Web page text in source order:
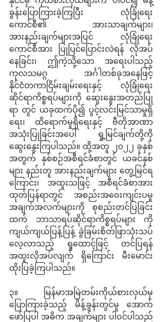
ခွန်းပြောကြားခဲ့ကြပြီး လုံခြုံရေး
ကောင်စီ၏ အားသာချက်များ၊
အားနည်းချက်များအပြင် လုံခြုံရေး
ကောင်စီအား ပြုပြင်ပြောင်းလဲရန် လိုအပ်
နေခြင်း၊ ဤကဲ့သို့သော အရေးပါသည့်
ကုလသမဂ္ဂ အင်္ဂါတစ်ခုအနေဖြင့်
နိုင်ငံတကာငြိမ်းချမ်းရေးနှင့် လုံခြုံရေး
ဆိုင်ရာကိစ္စရပ်များကို ဆွေးနွေးအတည်ပြု
ရာ တွင် ယခုထက်ပို၍ ပွင့်လင်းမြင်သာမှုရှိ
ရေး၊ ထိရောက်မှုရှိရေးနှင့် ဗီတိုအာဏာ
အသုံးပြုခြင်းအပေါ် ရှု့မြင်ချက်တို့ကို
ဆွေးနွေးကြပါသည်။ ထို့အတူ ၂၀၂၂ ခုနှစ်
အတွက် နှစ်စဉ်အစီရင်ခံစာတွင် ယခင်နှစ်
များ နည်းတူ အားနည်းချက်များ တွေ့မြင်ရ
ကြောင်း၊ အထူးသဖြင့် အစီရင်ခံစာအား
ထုတ်ပြန်ရာတွင် အစည်းအဝေးကျင်းပမှု
အချက်အလက်များကို စုစည်းတင်ပြခြင်း
ထက် ဘာသာရပ်ဆိုင်ရာကိစ္စရပ်များ ကို
ကျယ်ကျယ်ပြန့်ပြန့် ခွဲခြမ်းစိတ်ဖြာသုံးသပ်
လေ့လာသည့် ရှုထောင့်ဖြင့် တင်ပြရန်
အထူးလိုအပ်လျက် ရှိကြောင်း မီးမောင်း
ထိုးပြခဲ့ကြပါသည်။
၃။       မြန်မာအမြဲတမ်းကိုယ်စားလှယ်မှ
ပြောကြားခဲ့သည့် မိန့်ခွန်းတွင်မူ အောက်
ဖော်ပြပါ အဓိက အချက်များ ပါဝင်ပါသည်